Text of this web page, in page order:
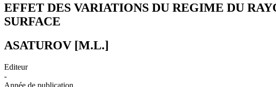
EFFET DES VARIATIONS DU REGIME DU
SURFACE
ASATUROV [M.L.]
Editeur
-
Année de publication